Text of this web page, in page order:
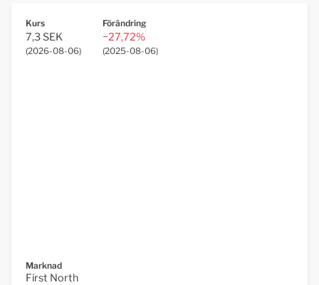
Kurs
7,3 SEK
(2026-08-06)
Förändring
−27,72%
(2025-08-06)
Marknad
First North